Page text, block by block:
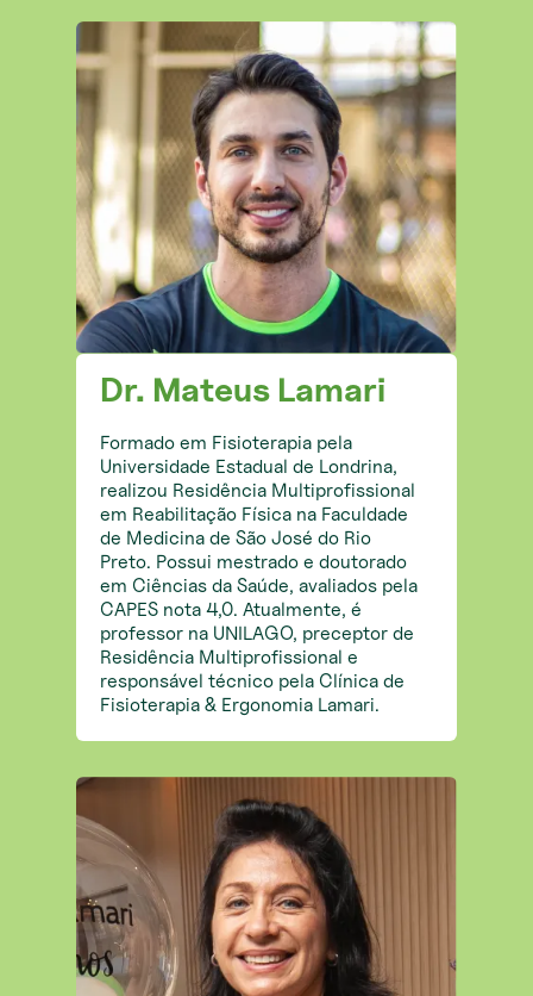
Dr. Mateus Lamari
Formado em Fisioterapia pela
Universidade Estadual de Londrina,
realizou Residência Multiprofissional
em Reabilitação Física na Faculdade
de Medicina de São José do Rio
Preto. Possui mestrado e doutorado
em Ciências da Saúde, avaliados pela
CAPES nota 4,0. Atualmente, é
professor na UNILAGO, preceptor de
Residência Multiprofissional e
responsável técnico pela Clínica de
Fisioterapia & Ergonomia Lamari.